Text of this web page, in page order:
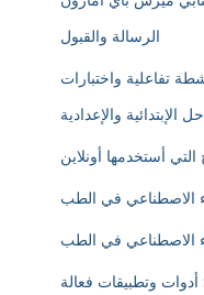
الرسالة والقبول
تفاعلية واختبارات
الإبتدائية والإعدادية
التي أستخدمها أونلاين
الاصطناعي في الطب
الاصطناعي في الطب
أدوات وتطبيقات فعالة